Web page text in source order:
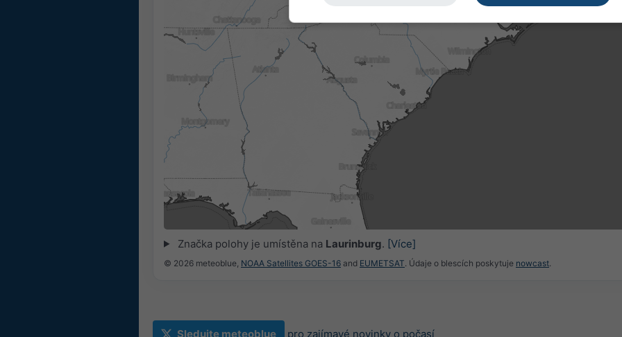
Značka polohy je umístěna na Laurinburg. [Více]
© 2026 meteoblue, NOAA Satellites GOES-16 and EUMETSAT. Údaje o blescích poskytuje nowcast.
Sledujte meteoblue pro zajímavé novinky o počasí